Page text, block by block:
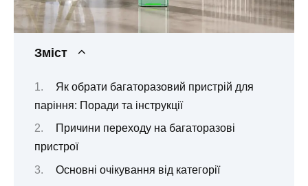
Зміст
Як обрати багаторазовий пристрій для
паріння: Поради та інструкції
Причини переходу на багаторазові
пристрої
Основні очікування від категорії